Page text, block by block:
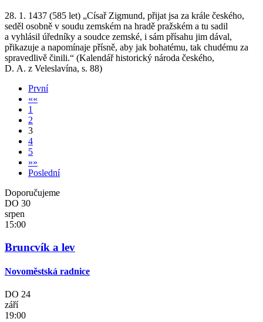
28. 1. 1437 (585 let) „Císař Zigmund, přijat jsa za krále českého,
seděl osobně v soudu zemském na hradě pražském a tu sadil
a vyhlásil úředníky a soudce zemské, i sám přísahu jim dával,
přikazuje a napomínaje přísně, aby jak bohatému, tak chudému za
spravedlivě činili.“ (Kalendář historický národa českého,
D. A. z Veleslavína, s. 88)
První
««
1
2
3
4
5
»»
Poslední
Doporučujeme
DO 30
srpen
15:00
Bruncvík a lev
Novoměstská radnice
DO 24
září
19:00